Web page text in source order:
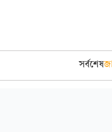
সর্বশেষ